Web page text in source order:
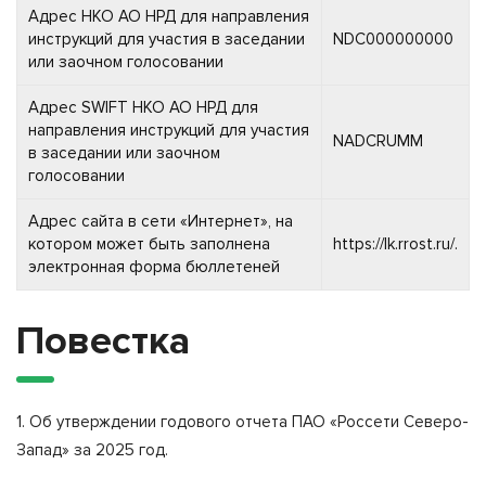
Адрес НКО АО НРД для направления
инструкций для участия в заседании
или заочном голосовании
NDC000000000
Адрес SWIFT НКО АО НРД для
направления инструкций для участия
в заседании или заочном
голосовании
NADCRUMM
Адрес сайта в сети «Интернет», на
котором может быть заполнена
электронная форма бюллетеней
https://lk.rrost.ru/.
Повестка
1. Об утверждении годового отчета ПАО «Россети Северо-
Запад» за 2025 год.